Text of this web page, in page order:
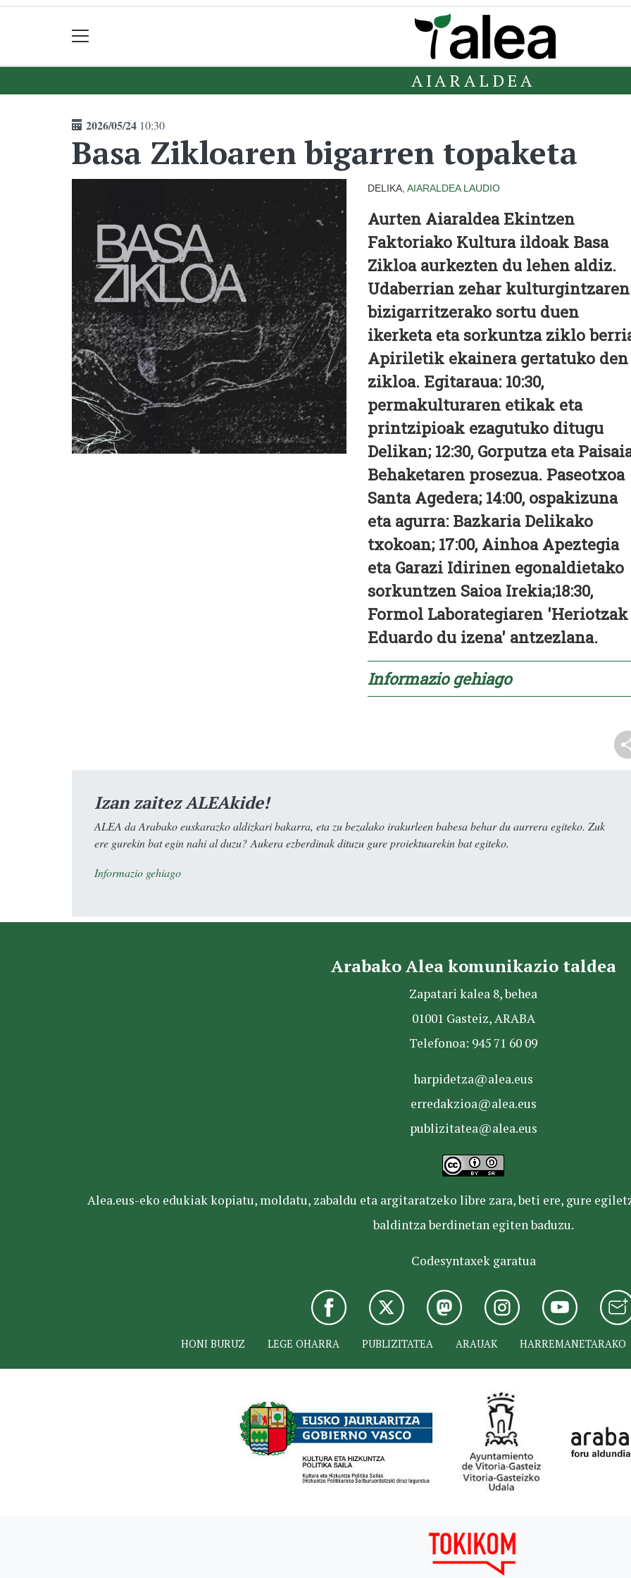
AIARALDEA
2026/05/24 10:30
Basa Zikloaren bigarren topaketa
DELIKA, AIARALDEA LAUDIO
Aurten Aiaraldea Ekintzen
Faktoriako Kultura ildoak Basa
Zikloa aurkezten du lehen aldiz.
Udaberrian zehar kulturgintzaren
bizigarritzerako sortu duen
ikerketa eta sorkuntza ziklo
Apiriletik ekainera gertatuko den
zikloa. Egitaraua: 10:30,
permakulturaren etikak eta
printzipioak ezagutuko ditugu
Delikan; 12:30, Gorputza eta
Behaketaren prosezua. Paseotxoa
Santa Agedera; 14:00, ospakizuna
eta agurra: Bazkaria Delikako
txokoan; 17:00, Ainhoa Apeztegia
eta Garazi Idirinen egonaldietako
sorkuntzen Saioa Irekia;18:30,
Formol Laborategiaren 'Heriotzak
Eduardo du izena' antzezlana.
Informazio gehiago
Izan zaitez ALEAkide!
ALEA da Arabako euskarazko aldizkari bakarra, eta zu bezalako irakurleen babesa behar du aurrera egiteko. Zuk
ere gurekin bat egin nahi al duzu? Aukera ezberdinak dituzu gure proiektuarekin bat egiteko.
Informazio gehiago
Arabako Alea komunikazio taldea
Zapatari kalea 8, behea
01001 Gasteiz, ARABA
Telefonoa: 945 71 60 09
harpidetza@alea.eus
erredakzioa@alea.eus
publizitatea@alea.eus
Alea.eus-eko edukiak kopiatu, moldatu, zabaldu eta argitaratzeko libre zara, beti ere, gure
baldintza berdinetan egiten baduzu.
Codesyntaxek garatua
HONI BURUZ LEGE OHARRA PUBLIZITATEA ARAUAK HARREMANETARAKO